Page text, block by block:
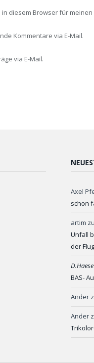
in diesem Browser für
Kommentare via E-Mail.
via E-Mail.
Axel
schon
artim
Unfall
der
BAS-
Ander
Ander